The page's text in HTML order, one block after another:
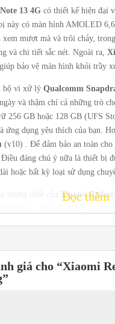
13 4G có thiết kế hiện đại
này có màn hình AMOLED
xem mượt mà và trôi chảy,
và chi tiết sắc nét. Ngoài ra,
giúp bảo vệ màn hình khỏi trầy
bộ vi xử lý Qualcomm
và thậm chí cả những trò
GB hoặc 128 GB (UFS
ứng dụng yêu thích của bạn.
(v10) . Để đảm bảo an toàn cho
đáng chú ý nữa là thiết bị
hoặc bất kỳ loại sử dụng
tượng nhất của Xiaomi Redmi
với khẩu độf/2.2mang lại sự
Redmi Note 13 4Gcòn có
ảnh tự sướng tuyệt đẹp và
Đọc thêm
giá cho “Xiaomi